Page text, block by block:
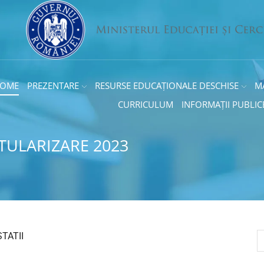
PREZENTARE RESURSE EDUCAȚIONALE DESCHISE
CURRICULUM
INFORMAȚII
2023